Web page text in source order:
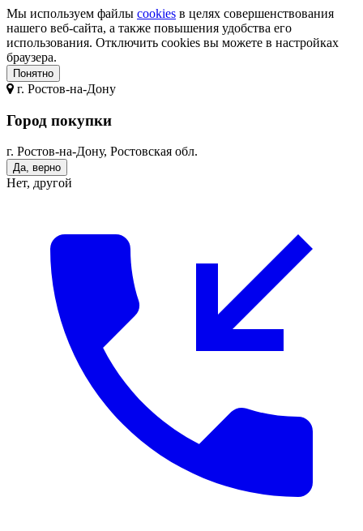
Мы используем файлы cookies в целях совершенствования
нашего веб-сайта, а также повышения удобства его
использования. Отключить cookies вы можете в настройках
браузера.
Понятно
г. Ростов-на-Дону
Город покупки
г. Ростов-на-Дону, Ростовская обл.
Да, верно
Нет, другой